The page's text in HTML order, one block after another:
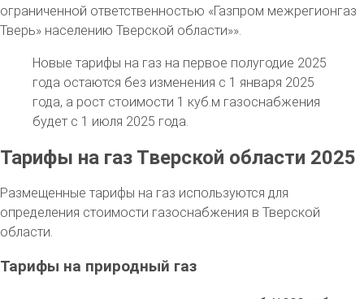
ограниченной ответственностью «Газпром межрегионгаз
Тверь» населению Тверской области»».
Новые тарифы на газ на первое полугодие 2025
года остаются без изменения с 1 января 2025
года, а рост стоимости 1 куб.м газоснабжения
будет с 1 июля 2025 года.
Тарифы на газ Тверской области 2025
Размещенные тарифы на газ используются для
определения стоимости газоснабжения в Тверской
области.
Тарифы на природный газ